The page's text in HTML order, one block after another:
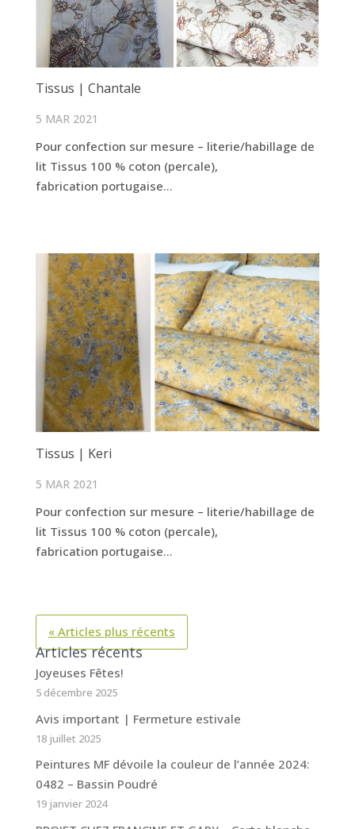
Tissus | Chantale
5 MAR 2021
Pour confection sur mesure – literie/habillage de
lit Tissus 100 % coton (percale),
fabrication portugaise...
Tissus | Keri
5 MAR 2021
Pour confection sur mesure – literie/habillage de
lit Tissus 100 % coton (percale),
fabrication portugaise...
« Articles plus récents
Articles récents
Joyeuses Fêtes!
5 décembre 2025
Avis important | Fermeture estivale
18 juillet 2025
Peintures MF dévoile la couleur de l’année 2024:
0482 – Bassin Poudré
19 janvier 2024